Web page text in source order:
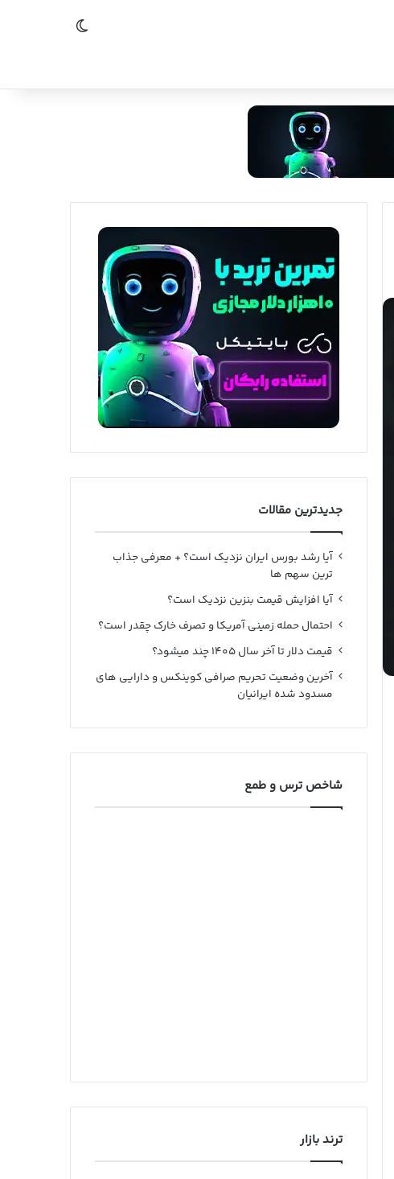
جدیدترین مقالات
آیا رشد بورس ایران نزدیک است؟ + معرفی جذاب
ترین سهم ها
آیا افزایش قیمت بنزین نزدیک است؟
احتمال حمله زمینی آمریکا و تصرف خارک چقدر است؟
قیمت دلار تا آخر سال ۱۴۰۵ چند میشود؟
آخرین وضعیت تحریم صرافی کوینکس و دارایی های
مسدود شده ایرانیان
شاخص ترس و طمع
ترند بازار